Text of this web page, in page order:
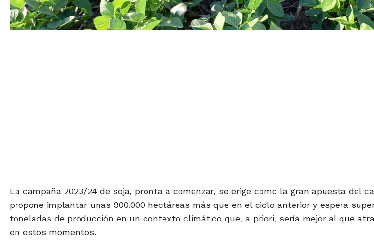
La campaña 2023/24 de soja, pronta a comenzar, se erige como la gran apuesta del
propone implantar unas 900.000 hectáreas más que en el ciclo anterior y espera
toneladas de producción en un contexto climático que, a priori, sería mejor al que
en estos momentos.